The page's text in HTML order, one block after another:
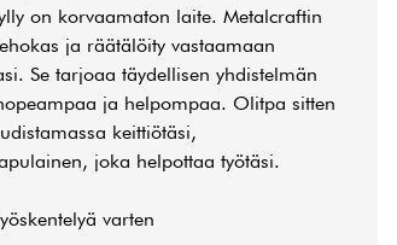
on korvaamaton laite. Metalcraftin
ja räätälöity vastaamaan
Se tarjoaa täydellisen yhdistelmän
ja helpompaa. Olitpa sitten
keittiötäsi,
joka helpottaa työtäsi.
varten